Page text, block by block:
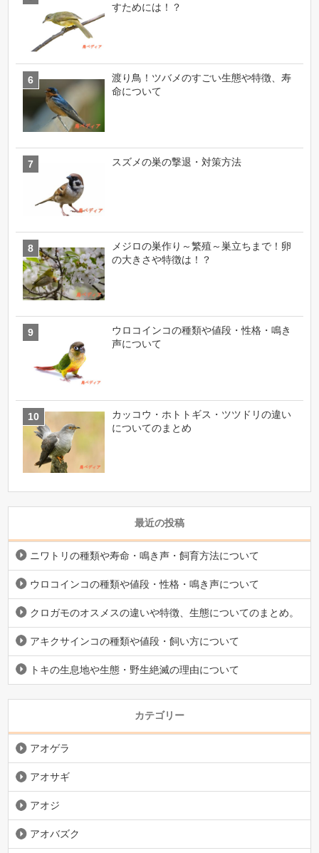
すためには！？
渡り鳥！ツバメのすごい生態や特徴、寿
命について
スズメの巣の撃退・対策方法
メジロの巣作り～繁殖～巣立ちまで！卵
の大きさや特徴は！？
ウロコインコの種類や値段・性格・鳴き
声について
カッコウ・ホトトギス・ツツドリの違い
についてのまとめ
最近の投稿
ニワトリの種類や寿命・鳴き声・飼育方法について
ウロコインコの種類や値段・性格・鳴き声について
クロガモのオスメスの違いや特徴、生態についてのまとめ。
アキクサインコの種類や値段・飼い方について
トキの生息地や生態・野生絶滅の理由について
カテゴリー
アオゲラ
アオサギ
アオジ
アオバズク